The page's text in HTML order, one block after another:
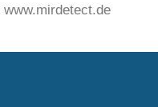
www.mirdetect.de